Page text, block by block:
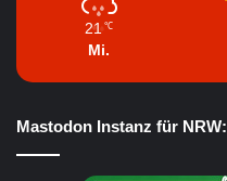
21 ℃
Mi.
Mastodon Instanz für NRW: